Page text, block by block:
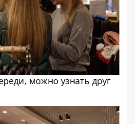
можно узнать друг